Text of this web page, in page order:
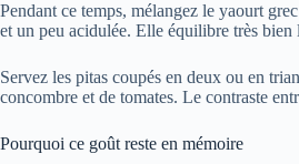
Pendant ce temps, mélangez le yaourt
et un peu acidulée. Elle équilibre très bien
Servez les pitas coupés en deux ou en
concombre et de tomates. Le contraste
Pourquoi ce goût reste en mémoire